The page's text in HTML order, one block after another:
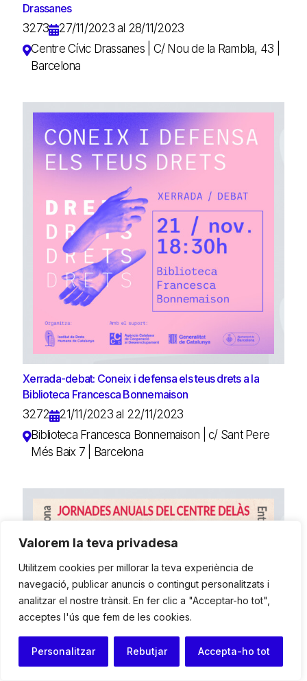
Valorem la teva privadesa
Utilitzem cookies per millorar la teva experiència de
navegació, publicar anuncis o contingut personalitzats i
analitzar el nostre trànsit. En fer clic a "Acceptar-ho tot",
acceptes l'ús que fem de les cookies.
Personalitzar Rebutjar Accepta-ho tot
Drassanes
3273
27/11/2023 al 28/11/2023
Centre Cívic Drassanes | C/ Nou de la Rambla, 43 |
Barcelona
Xerrada-debat: Coneix i defensa els teus drets a la
Biblioteca Francesca Bonnemaison
3272
21/11/2023 al 22/11/2023
Biblioteca Francesca Bonnemaison | c/ Sant Pere
Més Baix 7 | Barcelona